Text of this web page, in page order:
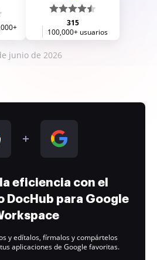
315
100,000+ usuarios
junio de 2026
eficiencia con el
DocHub para Google
y edítalos, fírmalos y compártelos
aplicaciones de Google favoritas.